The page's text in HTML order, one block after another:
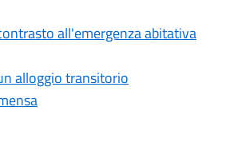
all'emergenza abitativa
alloggio transitorio